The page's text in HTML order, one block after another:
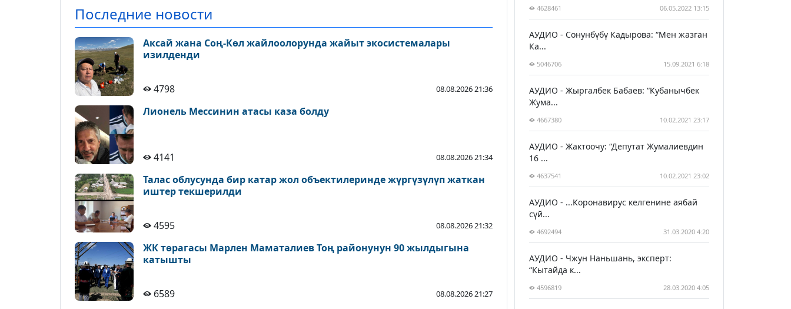
Последние новости
Аксай жана Соң-Көл жайлоолорунда жайыт экосистемалары
изилденди
4798 08.08.2026 21:36
Лионель Мессинин атасы каза болду
4141 08.08.2026 21:34
Талас облусунда бир катар жол объектилеринде жүргүзүлүп жаткан
иштер текшерилди
4595 08.08.2026 21:32
ЖК төрагасы Марлен Маматалиев Тоң районунун 90 жылдыгына
катышты
6589 08.08.2026 21:27
4628461 06.05.2022 13:15
АУДИО - Сонунбүбү Кадырова: “Мен жазган
Ка...
5046706 15.09.2021 6:18
АУДИО - Жыргалбек Бабаев: “Кубанычбек
Жума...
4667380 10.02.2021 23:17
АУДИО - Жактоочу: “Депутат Жумалиевдин
16 ...
4637541 10.02.2021 23:02
АУДИО - ...Коронавирус келгенине аябай
сүй...
4692494 31.03.2020 4:20
АУДИО - Чжун Наньшань, эксперт:
“Кытайда к...
4596819 28.03.2020 4:05